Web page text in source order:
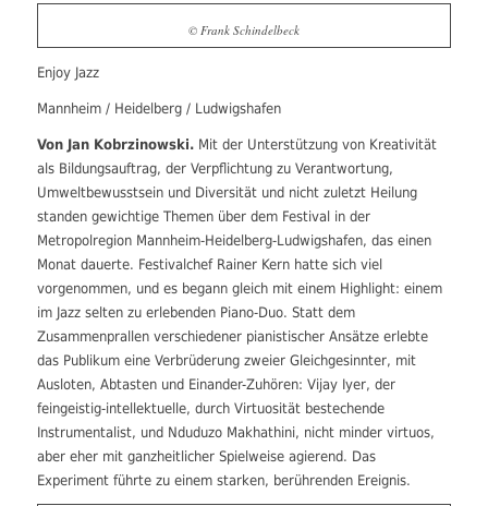
© Frank Schindelbeck
Enjoy Jazz
Mannheim / Heidelberg / Ludwigshafen
Von Jan Kobrzinowski.Mit der Unterstützung von Kreativität
alsBildungsauftrag, der Verpflichtung zu Verantwortung,
Umweltbewusstsein und Diversitätund nicht zuletzt Heilung
standen gewichtige Themen über dem Festival in der
Metropolregion Mannheim-Heidelberg-Ludwigshafen, das einen
Monat dauerte. Festivalchef Rainer Kern hatte sich viel
vorgenommen, und es begann gleich mit einem Highlight: einem
im Jazz selten zu erlebenden Piano-Duo. Statt dem
Zusammenprallen verschiedener pianistischer Ansätze erlebte
das Publikum eine Verbrüderung zweier Gleichgesinnter, mit
Ausloten, Abtasten und Einander-Zuhören: Vijay Iyer, der
feingeistig-intellektuelle, durch Virtuosität bestechende
Instrumentalist, und Nduduzo Makhathini, nicht minder virtuos,
aber eher mit ganzheitlicher Spielweise agierend. Das
Experiment führte zu einem starken, berührenden Ereignis.